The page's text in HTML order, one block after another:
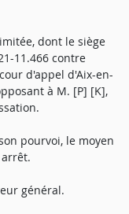
dont le siège
11.466 contre
d'appel d'Aix-en-
à M. [P] [K],
pourvoi, le moyen
général.